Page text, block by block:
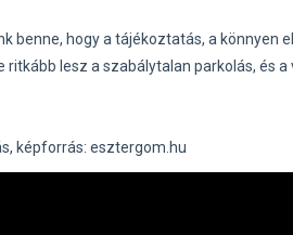
benne, hogy a tájékoztatás, a könnyen
ritkább lesz a szabálytalan parkolás, és
képforrás: esztergom.hu